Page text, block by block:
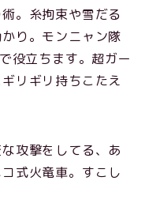
。糸拘束や雪だる
り。モンニャン隊
役立ちます。超ガー
リギリ持ちこたえ
攻撃をしてる、あ
式火竜車。すこし